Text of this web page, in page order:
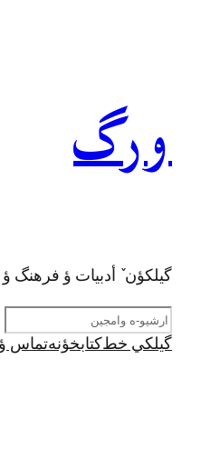
ورگ
گيلکؤن ٚ أدبیات ؤ فرهنگ ؤ غىره
ج
س
تگيلکي خط کتابخؤنهتماس ؤ